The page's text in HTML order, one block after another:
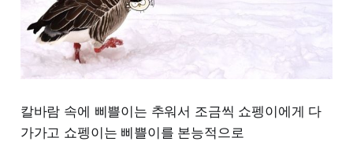
칼바람 속에 삐쁠이는 추워서 조금씩 쇼펭이에게 다
가가고 쇼펭이는 삐쁠이를 본능적으로